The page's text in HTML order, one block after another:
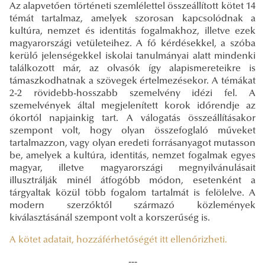
Az alapvetően történeti szemlélettel összeállított kötet 14
témát tartalmaz, amelyek szorosan kapcsolódnak a
kultúra, nemzet és identitás fogalmakhoz, illetve ezek
magyarországi vetületeihez. A fő kérdésekkel, a szóba
kerülő jelenségekkel iskolai tanulmányai alatt mindenki
találkozott már, az olvasók így alapismereteikre is
támaszkodhatnak a szövegek értelmezésekor. A témákat
2-2 rövidebb-hosszabb szemelvény idézi fel. A
szemelvények által megjelenített korok időrendje az
ókortól napjainkig tart. A válogatás összeállításakor
szempont volt, hogy olyan összefoglaló műveket
tartalmazzon, vagy olyan eredeti forrásanyagot mutasson
be, amelyek a kultúra, identitás, nemzet fogalmak egyes
magyar, illetve magyarországi megnyilvánulásait
illusztrálják minél átfogóbb módon, esetenként a
tárgyaltak közül több fogalom tartalmát is felölelve. A
modern szerzőktől származó közlemények
kiválasztásánál szempont volt a korszerűség is.
A kötet adatait, hozzáférhetőségét itt ellenőrizheti.
---